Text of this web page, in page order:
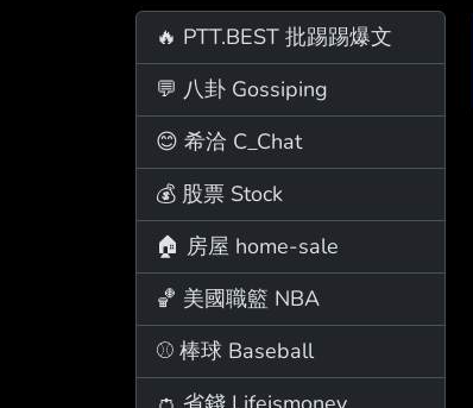
🔥 PTT.BEST 批踢踢爆文
💬 八卦 Gossiping
😊 希洽 C_Chat
💰 股票 Stock
🏠 房屋 home-sale
🏀 美國職籃 NBA
⚾ 棒球 Baseball